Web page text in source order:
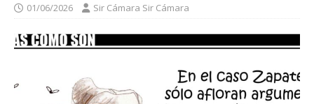
01/06/2026 Sir Cámara Sir Cámara